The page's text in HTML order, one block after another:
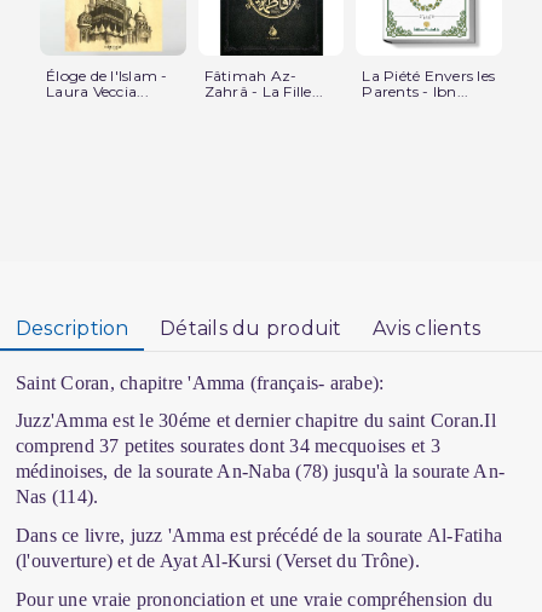
Éloge de l'Islam -
Laura Veccia...
Fâtimah Az-
Zahrâ - La Fille...
La Piété Envers les
Parents - Ibn...
Description Détails du produit Avis clients
Saint Coran, chapitre 'Amma (français- arabe):
Juzz'Amma est le 30éme et dernier chapitre du saint Coran.Il
comprend 37 petites sourates dont 34 mecquoises et 3
médinoises, de la sourate An-Naba (78) jusqu'à la sourate An-
Nas (114).
Dans ce livre, juzz 'Amma est précédé de la sourate Al-Fatiha
(l'ouverture) et de Ayat Al-Kursi (Verset du Trône).
Pour une vraie prononciation et une vraie compréhension du